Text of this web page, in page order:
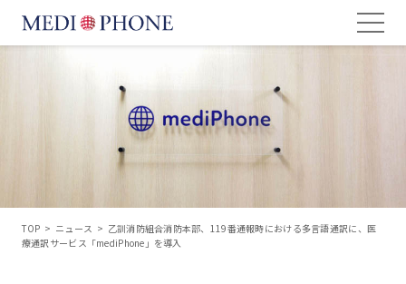
TOP > ニュース > 乙訓消防組合消防本部、119番通報時における多言語通訳に、医
療通訳サービス「mediPhone」を導入